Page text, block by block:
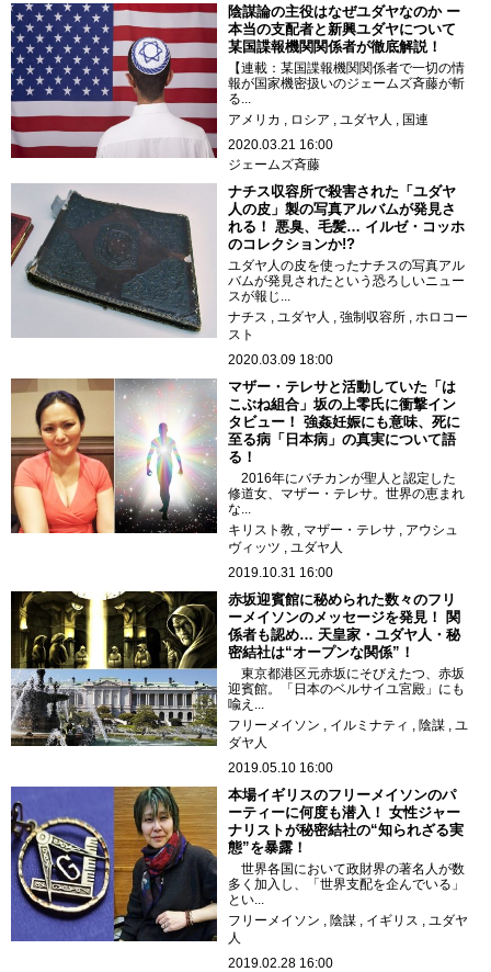
陰謀論の主役はなぜユダヤなのか ー
本当の支配者と新興ユダヤについて
某国諜報機関関係者が徹底解説！
【連載：某国諜報機関関係者で一切の情
報が国家機密扱いのジェームズ斉藤が斬
る...
アメリカ
ロシア ユダヤ人
国連
2020.03.21 16:00
ジェームズ斉藤
ナチス収容所で殺害された「ユダヤ
人の皮」製の写真アルバムが発見さ
れる！ 悪臭、毛髪… イルゼ・コッホ
のコレクションか!?
ユダヤ人の皮を使ったナチスの写真アル
バムが発見されたという恐ろしいニュー
スが報じ...
ナチス
ユダヤ人 強制収容所
ホロコー
スト
2020.03.09 18:00
マザー・テレサと活動していた「は
こぶね組合」坂の上零氏に衝撃イン
タビュー！ 強姦妊娠にも意味、死に
至る病「日本病」の真実について語
る！
2016年にバチカンが聖人と認定した
修道女、マザー・テレサ。世界の恵まれ
な...
キリスト教
マザー・テレサ
アウシュ
ヴィッツ
ユダヤ人
2019.10.31 16:00
赤坂迎賓館に秘められた数々のフリ
ーメイソンのメッセージを発見！ 関
係者も認め… 天皇家・ユダヤ人・秘
密結社は“オープンな関係”！
東京都港区元赤坂にそびえたつ、赤坂
迎賓館。「日本のベルサイユ宮殿」にも
喩え...
フリーメイソン
イルミナティ 陰謀
ユ
ダヤ人
2019.05.10 16:00
本場イギリスのフリーメイソンのパ
ーティーに何度も潜入！ 女性ジャー
ナリストが秘密結社の“知られざる実
態”を暴露！
世界各国において政財界の著名人が数
多く加入し、「世界支配を企んでいる」
とい...
フリーメイソン
陰謀 イギリス
ユダヤ
人
2019.02.28 16:00